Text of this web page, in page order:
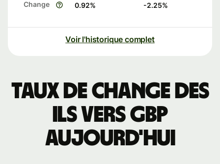
Change 0.92% -2.25%
Voir l'historique complet
Taux de change des
ILS vers GBP
aujourd'hui